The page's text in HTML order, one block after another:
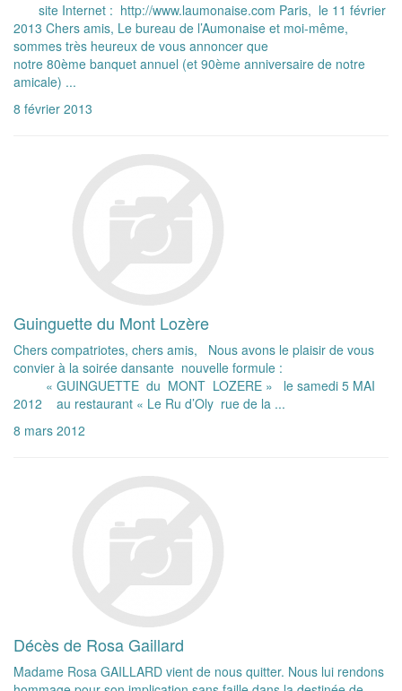
site Internet : http://www.laumonaise.com Paris, le 11 février
2013 Chers amis, Le bureau de l’Aumonaise et moi-même,
sommes très heureux de vous annoncer que
notre 80ème banquet annuel (et 90ème anniversaire de notre
amicale) ...
8 février 2013
Guinguette du Mont Lozère
Chers compatriotes, chers amis, Nous avons le plaisir de vous
convier à la soirée dansante nouvelle formule :
« GUINGUETTE du MONT LOZERE » le samedi 5 MAI
2012 au restaurant « Le Ru d’Oly rue de la ...
8 mars 2012
Décès de Rosa Gaillard
Madame Rosa GAILLARD vient de nous quitter. Nous lui rendons